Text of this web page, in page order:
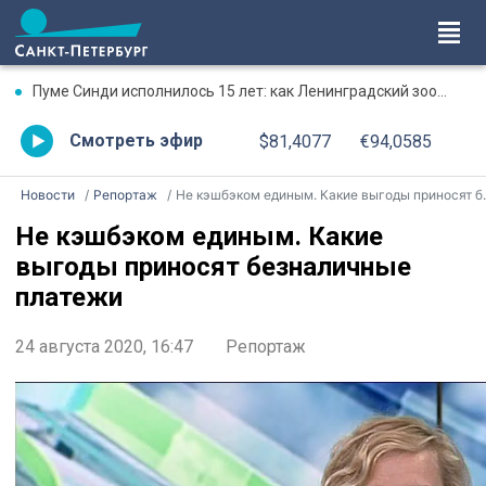
Пуме Синди исполнилось 15 лет: как Ленинградский зоопарк поздравил именинницу
Смотреть эфир $81,4077 €94,0585
Новости Репортаж Не кэшбэком единым. Какие выгоды приносят безналичные платежи
Не кэшбэком единым. Какие
выгоды приносят безналичные
платежи
24 августа 2020, 16:47 Репортаж